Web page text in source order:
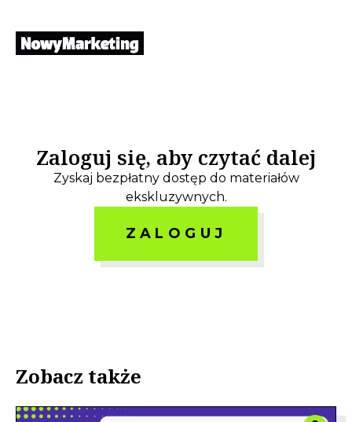
Zaloguj się, aby czytać dalej
Zyskaj bezpłatny dostęp do materiałów
ekskluzywnych.
ZALOGUJ
Zobacz także